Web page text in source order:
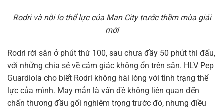
Rodri và nỗi lo thể lực của Man City trước thềm mùa giải
mới
Rodri rời sân ở phút thứ 100, sau chưa đầy 50 phút thi đấu,
với những chia sẻ về cảm giác không ổn trên sân. HLV Pep
Guardiola cho biết Rodri không hài lòng với tình trạng thể
lực của mình. May mắn là vấn đề không liên quan đến
chấn thương đầu gối nghiêm trọng trước đó, nhưng điều